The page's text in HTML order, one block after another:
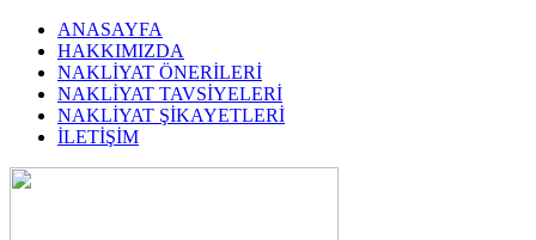
ANASAYFA
HAKKIMIZDA
NAKLİYAT ÖNERİLERİ
NAKLİYAT TAVSİYELERİ
NAKLİYAT ŞİKAYETLERİ
İLETİŞİM